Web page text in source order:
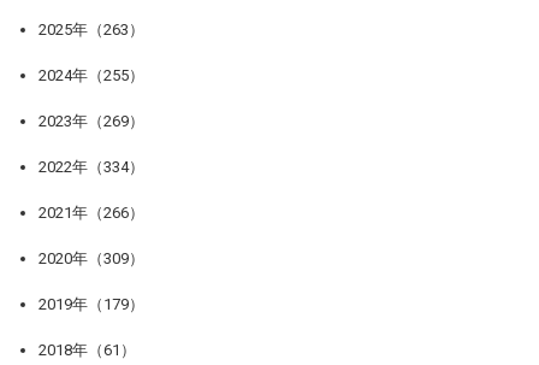
2025年（263）
2024年（255）
2023年（269）
2022年（334）
2021年（266）
2020年（309）
2019年（179）
2018年（61）